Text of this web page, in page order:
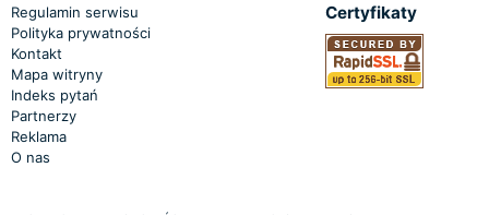
Regulamin serwisu
Polityka prywatności
Kontakt
Mapa witryny
Indeks pytań
Partnerzy
Reklama
O nas
Certyfikaty